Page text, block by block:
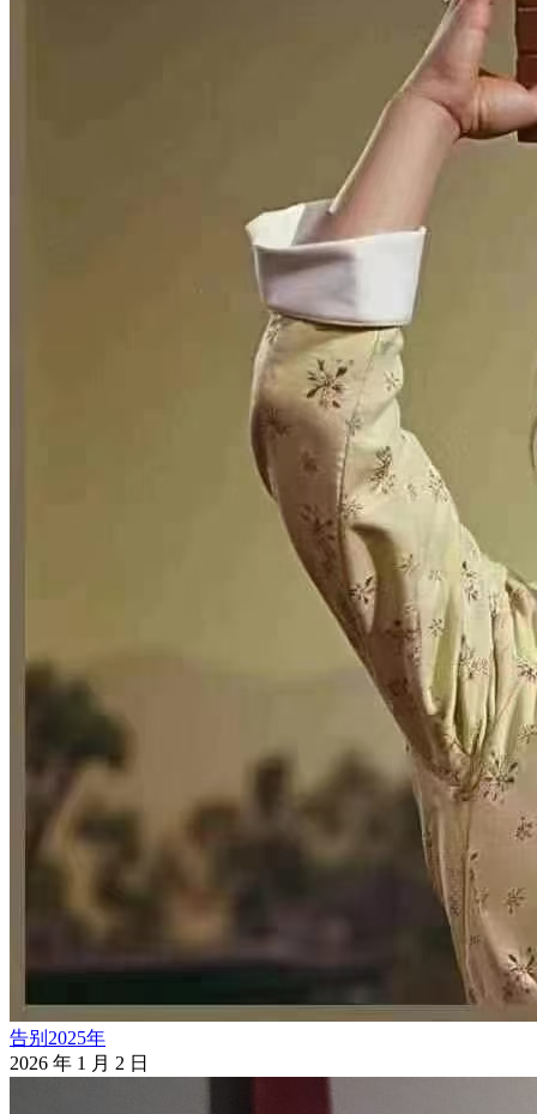
告别2025年
2026 年 1 月 2 日